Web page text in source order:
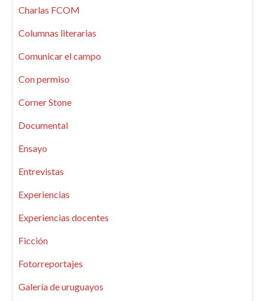
Charlas FCOM
Columnas literarias
Comunicar el campo
Con permiso
Corner Stone
Documental
Ensayo
Entrevistas
Experiencias
Experiencias docentes
Ficción
Fotorreportajes
Galería de uruguayos